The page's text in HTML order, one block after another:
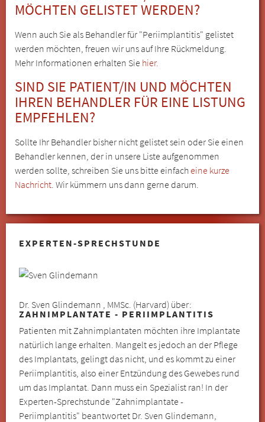
MÖCHTEN GELISTET WERDEN?
Wenn auch Sie als Behandler für "Periimplantitis" gelistet
werden möchten, freuen wir uns auf Ihre Rückmeldung.
Mehr Informationen erhalten Sie hier.
SIND SIE PATIENT/IN UND MÖCHTEN
IHREN BEHANDLER FÜR EINE LISTUNG
EMPFEHLEN?
Sollte Ihr Behandler bisher nicht gelistet sein oder Sie einen
Behandler kennen, der in unsere Liste aufgenommen
werden sollte, schreiben Sie uns bitte einfacheine kurze
Nachricht. Wir kümmern uns dann gerne darum.
EXPERTEN-SPRECHSTUNDE
Dr. Sven Glindemann , MMSc. (Harvard) über:
ZAHNIMPLANTATE - PERIIMPLANTITIS
Patienten mit Zahnimplantaten möchten ihre Implantate
natürlich lange erhalten. Mangelt es jedoch an der Pflege
des Implantats, gelingt das nicht, und es kommt zu einer
Periimplantitis, also einer Entzündung des Gewebes rund
um das Implantat. Dann muss ein Spezialist ran! In der
Experten-Sprechstunde "Zahnimplantate -
Periimplantitis" beantwortet Dr. Sven Glindemann,